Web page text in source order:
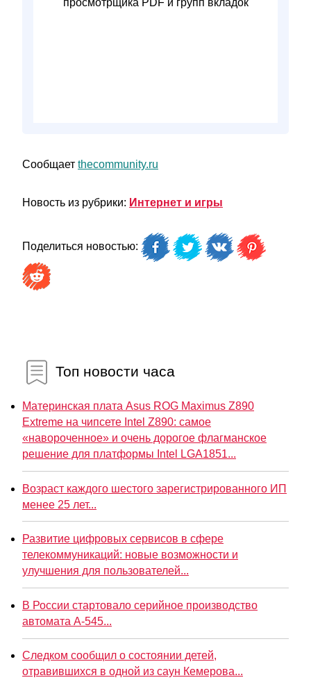
Сообщает thecommunity.ru
Новость из рубрики: Интернет и игры
Поделиться новостью:
Топ новости часа
Материнская плата Asus ROG Maximus Z890
Extreme на чипсете Intel Z890: самое
«навороченное» и очень дорогое флагманское
решение для платформы Intel LGA1851...
Возраст каждого шестого зарегистрированного ИП
менее 25 лет...
Развитие цифровых сервисов в сфере
телекоммуникаций: новые возможности и
улучшения для пользователей...
В России стартовало серийное производство
автомата А-545...
Следком сообщил о состоянии детей,
отравившихся в одной из саун Кемерова...